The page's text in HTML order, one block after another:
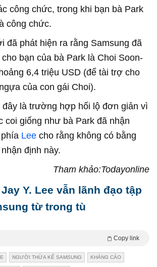
công chức, trong khi bạn bà Park
công chức.
đã phát hiện ra rằng Samsung đã
bạn của bà Park là Choi Soon-
6,4 triệu USD (để tài trợ cho
của con gái Choi).
đây là trường hợp hối lộ đơn giản vì
coi giống như bà Park đã nhận
phía Lee cho rằng không có bằng
định này.
Tham khảo:Todayonline
Y. Lee vẫn lãnh đạo tập
từ trong tù
Copy link
NGƯỜI THỪA KẾ SAMSUNG KHÁNG CÁO